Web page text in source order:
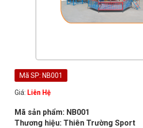
Mã SP: NB001
Giá: Liên Hệ
Mã sản phẩm: NB001
Thương hiệu: Thiên Trường Sport